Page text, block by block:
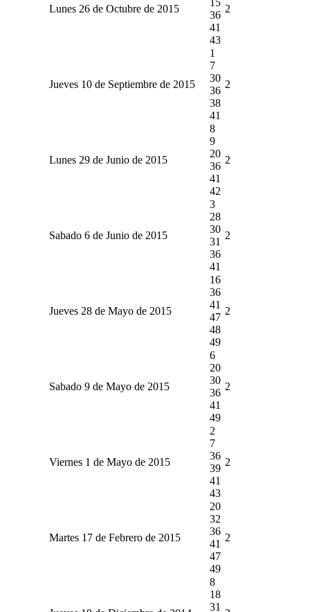
Lunes 26 de Octubre de 2015
36
41
43
2
Jueves 10 de Septiembre de 2015
1
7
30
36
38
41
2
Lunes 29 de Junio de 2015
8
9
20
36
41
42
2
Sabado 6 de Junio de 2015
3
28
30
31
36
41
2
Jueves 28 de Mayo de 2015
16
36
41
47
48
49
2
Sabado 9 de Mayo de 2015
6
20
30
36
41
49
2
Viernes 1 de Mayo de 2015
2
7
36
39
41
43
2
Martes 17 de Febrero de 2015
20
32
36
41
47
49
2
8
18
31